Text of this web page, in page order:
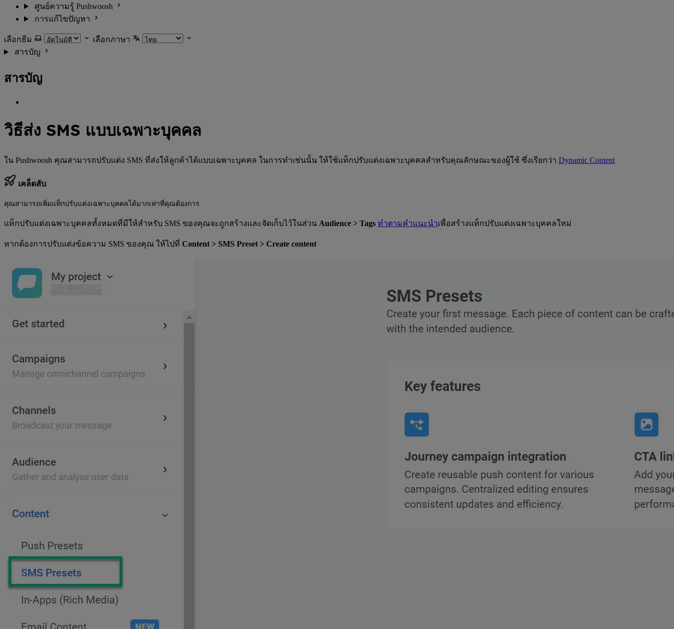
ศูนย์ความรู้ Pushwoosh
การแก้ไขปัญหา
เลือกธีม
เลือกภาษา
สารบัญ
สารบัญ
วิธีส่ง SMS แบบเฉพาะบุคคล
ใน Pushwoosh คุณสามารถปรับแต่ง SMS ที่ส่งให้ลูกค้าได้แบบเฉพาะบุคคล ในการทำเช่นนั้น ให้ใช้แท็กปรับแต่งเฉพาะบุคคลสำหรับคุณลักษณะของผู้ใช้ ซึ่งเรียกว่า Dynamic Content
เคล็ดลับ
คุณสามารถเพิ่มแท็กปรับแต่งเฉพาะบุคคลได้มากเท่าที่คุณต้องการ
แท็กปรับแต่งเฉพาะบุคคลทั้งหมดที่มีให้สำหรับ SMS ของคุณจะถูกสร้างและจัดเก็บไว้ในส่วน Audience > Tags ทำตามคำแนะนำเพื่อสร้างแท็กปรับแต่งเฉพาะบุคคลใหม่
หากต้องการปรับแต่งข้อความ SMS ของคุณ ให้ไปที่ Content > SMS Preset > Create content